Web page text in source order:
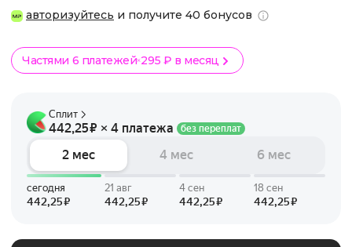
авторизуйтесь и получите 40 бонусов
Частями 6 платежей 295 ₽ в месяц